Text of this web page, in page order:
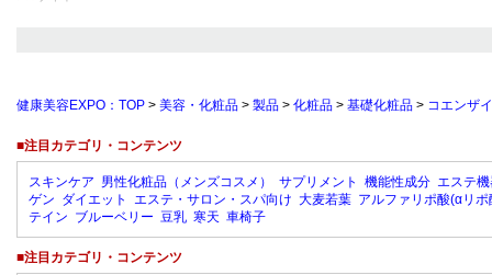
健康美容EXPO：TOP > 美容・化粧品 > 製品 > 化粧品 > 基礎化粧品 > コエンザ
■注目カテゴリ・コンテンツ
スキンケア 男性化粧品（メンズコスメ） サプリメント 機能性成分 エステ
ゲン ダイエット エステ・サロン・スパ向け 大麦若葉 アルファリポ酸(αリポ
テイン ブルーベリー 豆乳 寒天 車椅子
■注目カテゴリ・コンテンツ